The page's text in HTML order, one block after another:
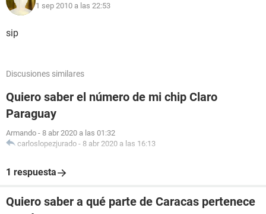
1 sep 2010 a las 22:53
sip
Discusiones similares
Quiero saber el número de mi chip Claro
Paraguay
Armando - 8 abr 2020 a las 01:32
carloslopezjurado - 8 abr 2020 a las 16:13
1 respuesta
Quiero saber a qué parte de Caracas pertenece